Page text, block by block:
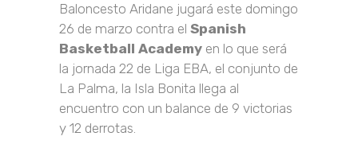
Baloncesto Aridane jugará este domingo
26 de marzo contra el Spanish
Basketball Academy en lo que será
la jornada 22 de Liga EBA, el conjunto de
La Palma, la Isla Bonita llega al
encuentro con un balance de 9 victorias
y 12 derrotas.